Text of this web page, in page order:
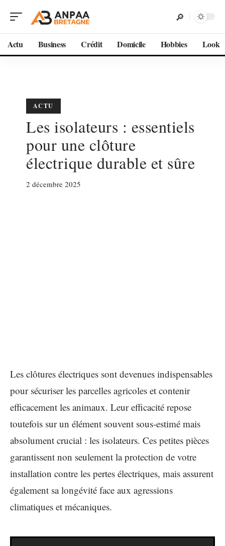
Actu Business Crédit Domicile Hobbies Look
ACTU
Les isolateurs : essentiels
pour une clôture
électrique durable et sûre
2 décembre 2025
Les clôtures électriques sont devenues indispensables
pour sécuriser les parcelles agricoles et contenir
efficacement les animaux. Leur efficacité repose
toutefois sur un élément souvent sous-estimé mais
absolument crucial : les isolateurs. Ces petites pièces
garantissent non seulement la protection de votre
installation contre les pertes électriques, mais assurent
également sa longévité face aux agressions
climatiques et mécaniques.